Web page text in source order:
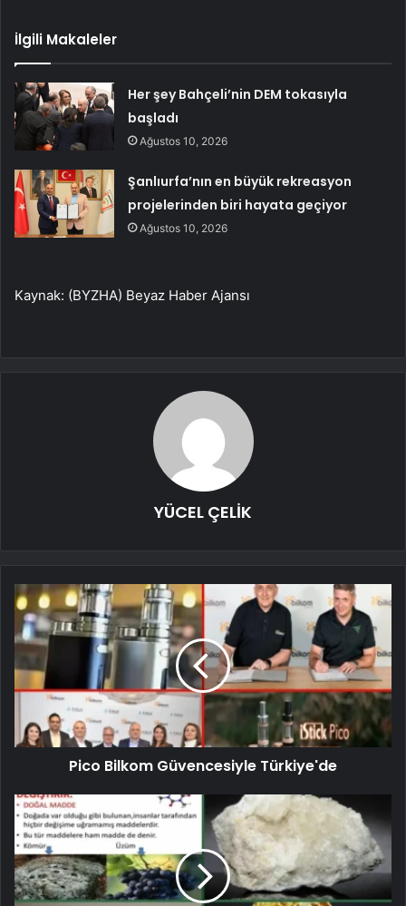
İlgili Makaleler
Her şey Bahçeli’nin DEM tokasıyla
başladı
Ağustos 10, 2026
Şanlıurfa’nın en büyük rekreasyon
projelerinden biri hayata geçiyor
Ağustos 10, 2026
Kaynak: (BYZHA) Beyaz Haber Ajansı
YÜCEL ÇELİK
Pico Bilkom Güvencesiyle Türkiye'de